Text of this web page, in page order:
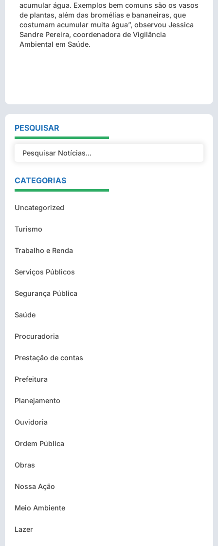
acumular água. Exemplos bem comuns são os vasos
de plantas, além das bromélias e bananeiras, que
costumam acumular muita água”, observou Jessica
Sandre Pereira, coordenadora de Vigilância
Ambiental em Saúde.
PESQUISAR
CATEGORIAS
Uncategorized
Turismo
Trabalho e Renda
Serviços Públicos
Segurança Pública
Saúde
Procuradoria
Prestação de contas
Prefeitura
Planejamento
Ouvidoria
Ordem Pública
Obras
Nossa Ação
Meio Ambiente
Lazer